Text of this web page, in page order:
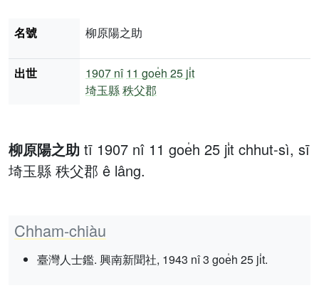
柳原陽之助 tī 1907 nî 11 goe̍h 25 ji̍t chhut-sì, sī
埼玉縣 秩父郡 ê lâng.
Chham-chiàu
臺灣人士鑑. 興南新聞社, 1943 nî 3 goe̍h 25 ji̍t.
名號 柳原陽之助
出世 1907 nî 11 goe̍h 25 ji̍t
埼玉縣秩父郡